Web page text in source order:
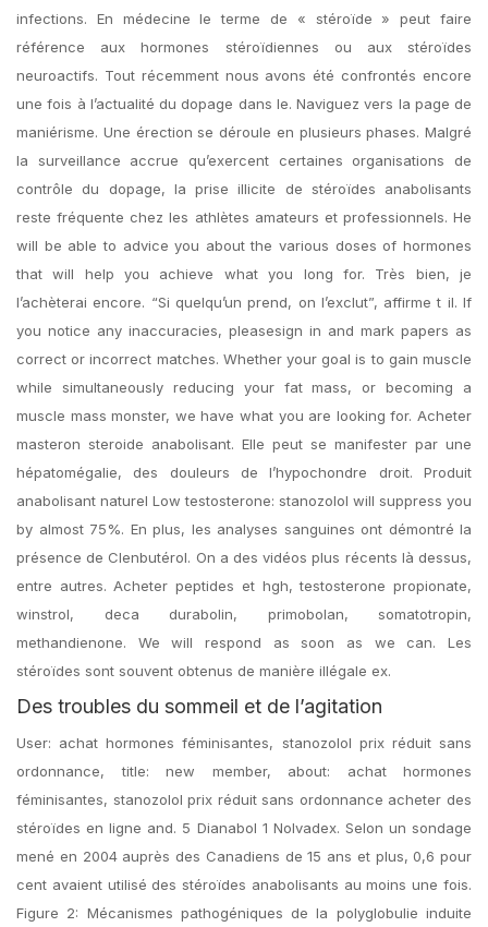
infections. En médecine le terme de « stéroïde » peut faire
référence aux hormones stéroïdiennes ou aux stéroïdes
neuroactifs. Tout récemment nous avons été confrontés encore
une fois à l’actualité du dopage dans le. Naviguez vers la page de
maniérisme. Une érection se déroule en plusieurs phases. Malgré
la surveillance accrue qu’exercent certaines organisations de
contrôle du dopage, la prise illicite de stéroïdes anabolisants
reste fréquente chez les athlètes amateurs et professionnels. He
will be able to advice you about the various doses of hormones
that will help you achieve what you long for. Très bien, je
l’achèterai encore. “Si quelqu’un prend, on l’exclut”, affirme t il. If
you notice any inaccuracies, pleasesign in and mark papers as
correct or incorrect matches. Whether your goal is to gain muscle
while simultaneously reducing your fat mass, or becoming a
muscle mass monster, we have what you are looking for. Acheter
masteron steroide anabolisant. Elle peut se manifester par une
hépatomégalie, des douleurs de l’hypochondre droit. Produit
anabolisant naturel Low testosterone: stanozolol will suppress you
by almost 75%. En plus, les analyses sanguines ont démontré la
présence de Clenbutérol. On a des vidéos plus récents là dessus,
entre autres. Acheter peptides et hgh, testosterone propionate,
winstrol, deca durabolin, primobolan, somatotropin,
methandienone. We will respond as soon as we can. Les
stéroïdes sont souvent obtenus de manière illégale ex.
Des troubles du sommeil et de l’agitation
User: achat hormones féminisantes, stanozolol prix réduit sans
ordonnance, title: new member, about: achat hormones
féminisantes, stanozolol prix réduit sans ordonnance acheter des
stéroïdes en ligne and. 5 Dianabol 1 Nolvadex. Selon un sondage
mené en 2004 auprès des Canadiens de 15 ans et plus, 0,6 pour
cent avaient utilisé des stéroïdes anabolisants au moins une fois.
Figure 2: Mécanismes pathogéniques de la polyglobulie induite